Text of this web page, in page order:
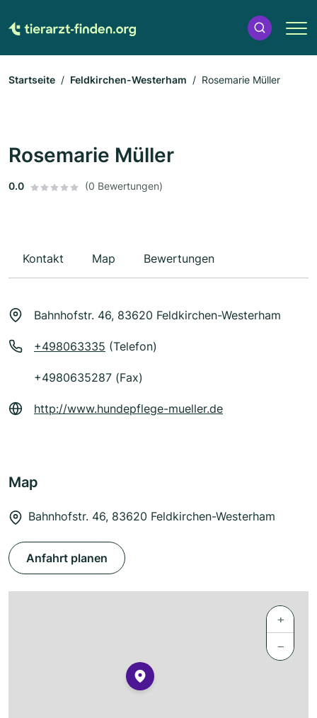
Startseite Feldkirchen-Westerham Rosemarie Müller
Rosemarie Müller
0.0 (0 Bewertungen)
Kontakt Map Bewertungen
Bahnhofstr. 46, 83620 Feldkirchen-Westerham
+498063335 (Telefon)
+4980635287 (Fax)
http://www.hundepflege-mueller.de
Map
Bahnhofstr. 46, 83620 Feldkirchen-Westerham
Anfahrt planen
+
−